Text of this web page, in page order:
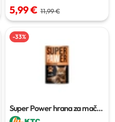
5,99 € 11,99 €
-33%
Super Power hrana za mačke
415 g